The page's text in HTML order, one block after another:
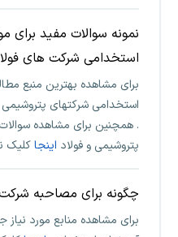
نمونه سوالات مفید برای
استخدامی شرکت های
برای مشاهده بهترین منبع
استخدامی شرکتهای پتروشیمی
. همچنین برای مشاهده
پتروشیمی و فولاد اینجاکلیک
چگونه برای مصاحبه
برای مشاهده منابع مورد